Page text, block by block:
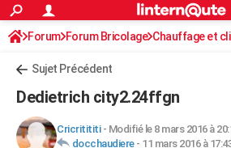
ACTUALITÉS
Politique
Société
Faits Divers
Education
Monde
Villes
+
FINANCE
S'inscrire
Connexion
Forum Forum Bricolage Chauffage et
Sujet Précédent
Dedietrich city2.24ffgn
Cricritititi- Modifié le 8 mars 2016 à
docchaudiere- 11 mars 2016 à